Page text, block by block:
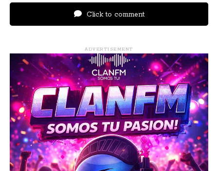
Click to comment
ADVERTISEMENT